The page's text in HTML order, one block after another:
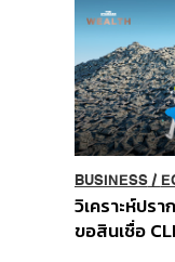
Order
BUSINESS/
วิเคราะห์ปร
ขอสินเชื่อ